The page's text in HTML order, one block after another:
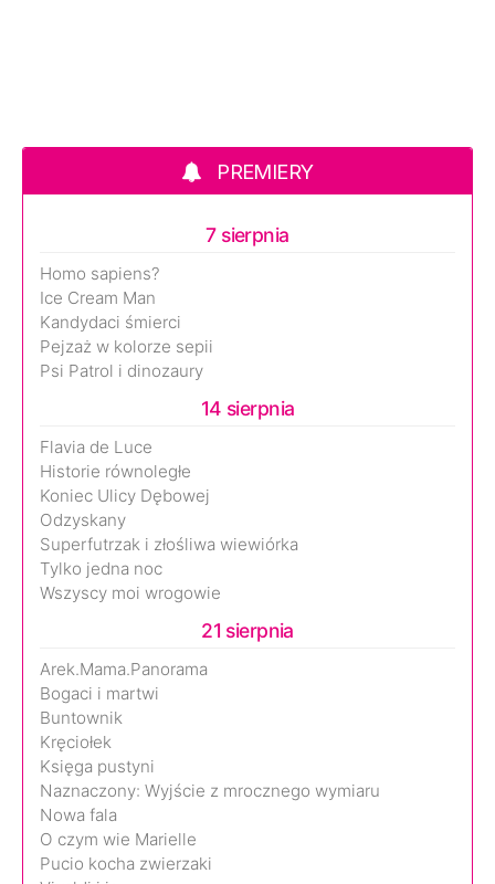
PREMIERY
7 sierpnia
Homo sapiens?
Ice Cream Man
Kandydaci śmierci
Pejzaż w kolorze sepii
Psi Patrol i dinozaury
14 sierpnia
Flavia de Luce
Historie równoległe
Koniec Ulicy Dębowej
Odzyskany
Superfutrzak i złośliwa wiewiórka
Tylko jedna noc
Wszyscy moi wrogowie
21 sierpnia
Arek.Mama.Panorama
Bogaci i martwi
Buntownik
Kręciołek
Księga pustyni
Naznaczony: Wyjście z mrocznego wymiaru
Nowa fala
O czym wie Marielle
Pucio kocha zwierzaki